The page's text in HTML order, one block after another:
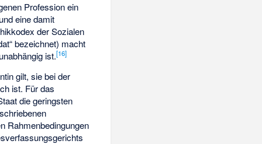
Profession ein
eine damit
der Sozialen
bezeichnet) macht
ist.[16]
gilt, sie bei der
ist. Für das
die geringsten
Rahmenbedingungen